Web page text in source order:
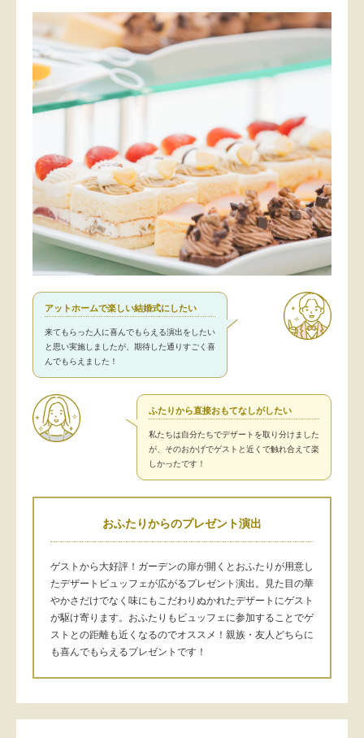
アットホームで楽しい結婚式にしたい
来てもらった人に喜んでもらえる演出をしたい
と思い実施しましたが、期待した通りすごく喜
んでもらえました！
ふたりから直接おもてなしがしたい
私たちは自分たちでデザートを取り分けました
が、そのおかげでゲストと近くで触れ合えて楽
しかったです！
おふたりからのプレゼント演出
ゲストから大好評！ガーデンの扉が開くとおふたりが用意し
たデザートビュッフェが広がるプレゼント演出。見た目の華
やかさだけでなく味にもこだわりぬかれたデザートにゲスト
が駆け寄ります。おふたりもビュッフェに参加することでゲ
ストとの距離も近くなるのでオススメ！親族・友人どちらに
も喜んでもらえるプレゼントです！